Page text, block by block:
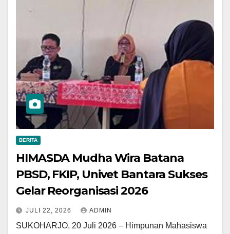
BERITA
HIMASDA Mudha Wira Batana
PBSD, FKIP, Univet Bantara Sukses
Gelar Reorganisasi 2026
JULI 22, 2026 ADMIN
SUKOHARJO, 20 Juli 2026 – Himpunan Mahasiswa